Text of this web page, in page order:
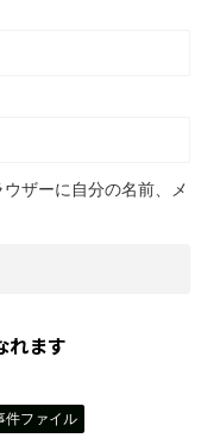
ザーに自分の名前、メ
れます
件ファイル